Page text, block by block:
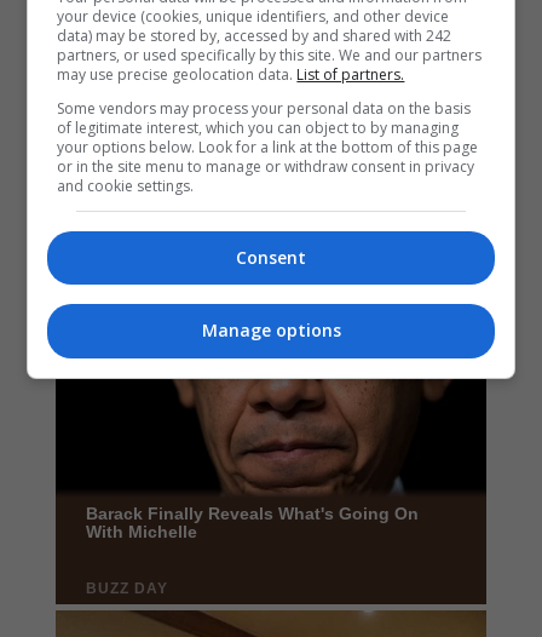
your device (cookies, unique identifiers, and other device
data) may be stored by, accessed by and shared with 242
partners, or used specifically by this site. We and our partners
may use precise geolocation data. List of partners.
Some vendors may process your personal data on the basis
of legitimate interest, which you can object to by managing
your options below. Look for a link at the bottom of this page
or in the site menu to manage or withdraw consent in privacy
and cookie settings.
Consent
Manage options